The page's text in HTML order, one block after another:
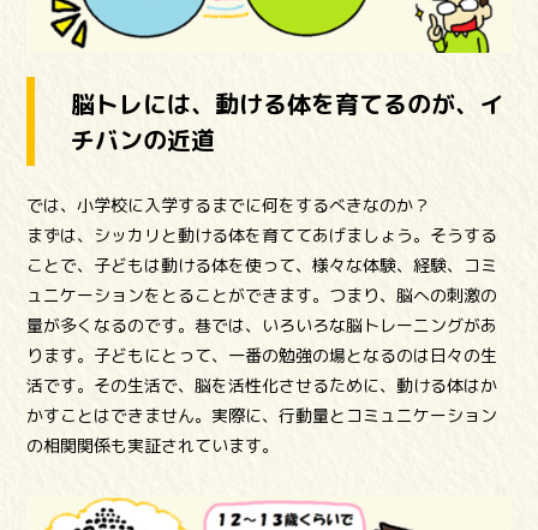
脳トレには、動ける体を育てるのが、イ
チバンの近道
では、小学校に入学するまでに何をするべきなのか？
まずは、シッカリと動ける体を育ててあげましょう。そうする
ことで、子どもは動ける体を使って、様々な体験、経験、コミ
ュニケーションをとることができます。つまり、脳への刺激の
量が多くなるのです。巷では、いろいろな脳トレーニングがあ
ります。子どもにとって、一番の勉強の場となるのは日々の生
活です。その生活で、脳を活性化させるために、動ける体はか
かすことはできません。実際に、行動量とコミュニケーション
の相関関係も実証されています。